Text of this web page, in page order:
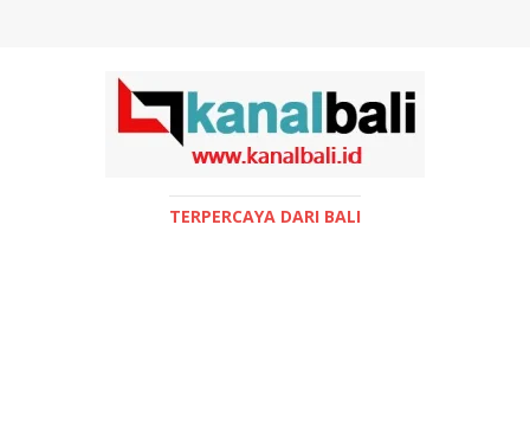
TERPERCAYA DARI BALI